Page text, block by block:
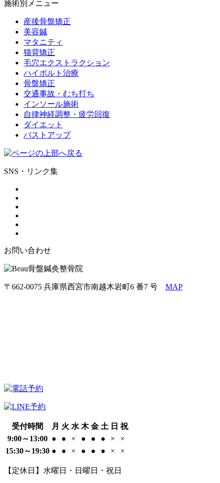
施術別メニュー
産後骨盤矯正
美容鍼
マタニティ
猫背矯正
毛穴エクストラクション
ハイボルト治療
骨盤矯正
交通事故・むち打ち
インソール施術
自律神経調整・疲労回復
ダイエット
バストアップ
SNS・リンク集
お問い合わせ
〒662-0075 兵庫県西宮市南越木岩町6 番7 号 MAP
受付時間 月 火 水 木 金 土 日 祝
9:00～13:00 ● ● × ● ● ● ×
×
15:30～19:30 ● ● × ● ● ● × ×
【定休日】水曜日・日曜日・祝日